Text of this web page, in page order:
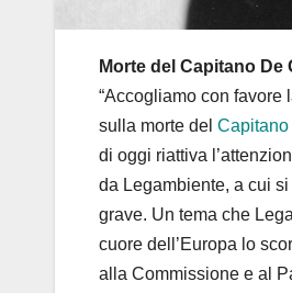
Morte del Capitano De
“Accogliamo con favore
sulla morte del Capitano
di oggi riattiva
da Legambiente, a cui
grave. Un tema che
cuore dell’Europa lo
alla Commissione e al